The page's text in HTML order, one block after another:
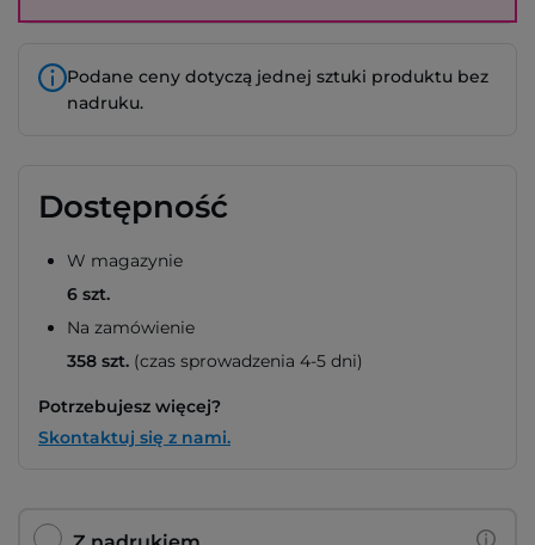
Podane ceny dotyczą jednej sztuki produktu bez
nadruku.
Dostępność
W magazynie
6 szt.
Na zamówienie
358 szt. (czas sprowadzenia 4-5 dni)
Potrzebujesz więcej?
Skontaktuj się z nami.